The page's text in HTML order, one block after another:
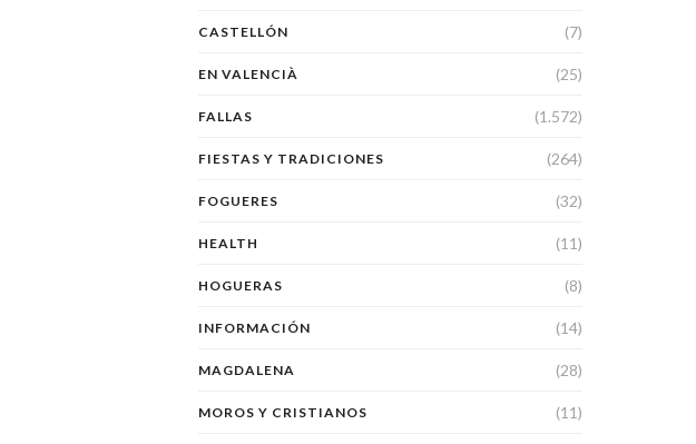
CASTELLÓN (7)
EN VALENCIÀ (25)
FALLAS (1.572)
FIESTAS Y TRADICIONES (264)
FOGUERES (32)
HEALTH (11)
HOGUERAS (8)
INFORMACIÓN (14)
MAGDALENA (28)
MOROS Y CRISTIANOS (11)